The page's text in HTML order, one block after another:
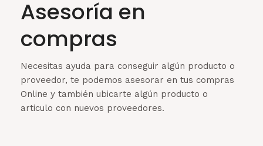
Asesoría en
compras
Necesitas ayuda para conseguir algún producto o
proveedor, te podemos asesorar en tus compras
Online y también ubicarte algún producto o
articulo con nuevos proveedores.